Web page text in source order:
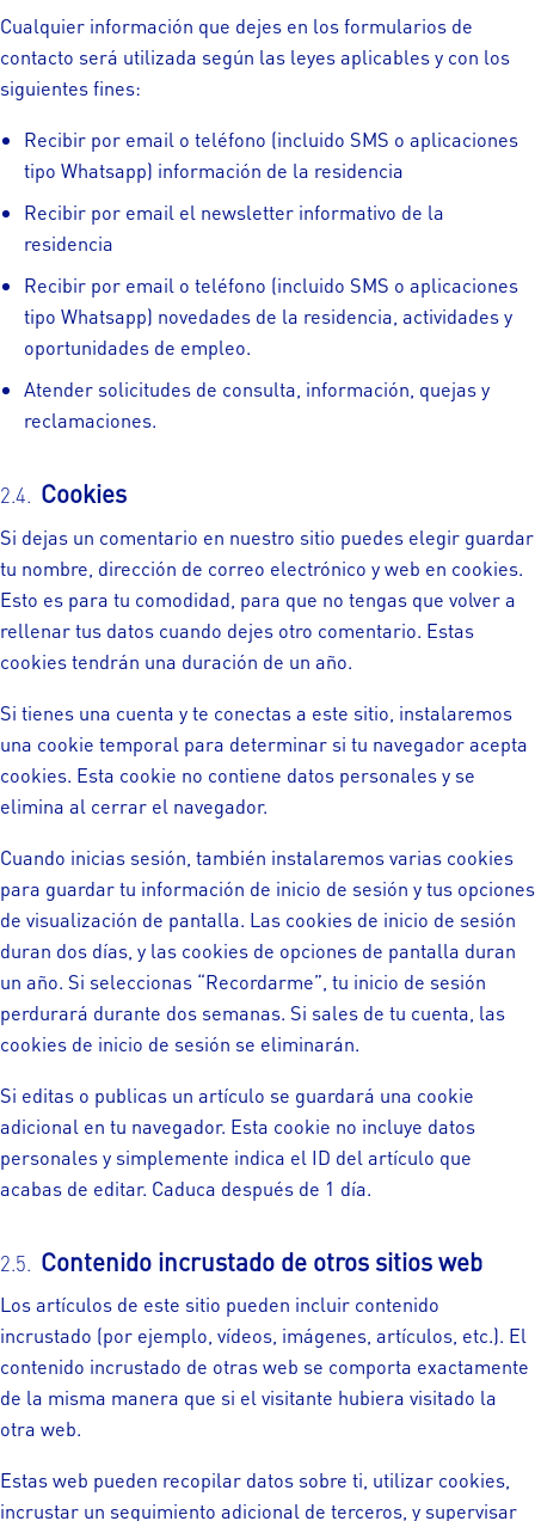
Cualquier información que dejes en los formularios de
contacto será utilizada según las leyes aplicables y con los
siguientes fines:
Recibir por email o teléfono (incluido SMS o aplicaciones
tipo Whatsapp) información de la residencia
Recibir por email el newsletter informativo de la
residencia
Recibir por email o teléfono (incluido SMS o aplicaciones
tipo Whatsapp) novedades de la residencia, actividades y
oportunidades de empleo.
Atender solicitudes de consulta, información, quejas y
reclamaciones.
Cookies
Si dejas un comentario en nuestro sitio puedes elegir guardar
tu nombre, dirección de correo electrónico y web en cookies.
Esto es para tu comodidad, para que no tengas que volver a
rellenar tus datos cuando dejes otro comentario. Estas
cookies tendrán una duración de un año.
Si tienes una cuenta y te conectas a este sitio, instalaremos
una cookie temporal para determinar si tu navegador acepta
cookies. Esta cookie no contiene datos personales y se
elimina al cerrar el navegador.
Cuando inicias sesión, también instalaremos varias cookies
para guardar tu información de inicio de sesión y tus opciones
de visualización de pantalla. Las cookies de inicio de sesión
duran dos días, y las cookies de opciones de pantalla duran
un año. Si seleccionas “Recordarme”, tu inicio de sesión
perdurará durante dos semanas. Si sales de tu cuenta, las
cookies de inicio de sesión se eliminarán.
Si editas o publicas un artículo se guardará una cookie
adicional en tu navegador. Esta cookie no incluye datos
personales y simplemente indica el ID del artículo que
acabas de editar. Caduca después de 1 día.
Contenido incrustado de otros sitios web
Los artículos de este sitio pueden incluir contenido
incrustado (por ejemplo, vídeos, imágenes, artículos, etc.). El
contenido incrustado de otras web se comporta exactamente
de la misma manera que si el visitante hubiera visitado la
otra web.
Estas web pueden recopilar datos sobre ti, utilizar cookies,
incrustar un seguimiento adicional de terceros, y supervisar